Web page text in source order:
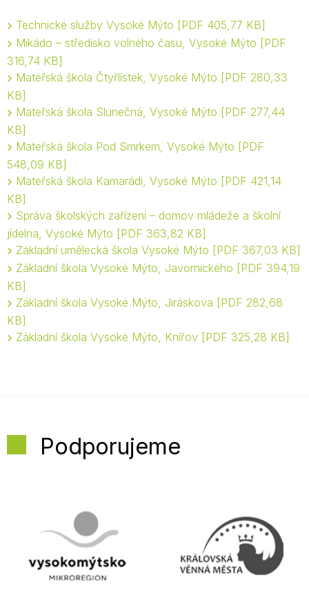
Technické služby Vysoké Mýto
PDF 405,77 KB
Mikádo – středisko volného času, Vysoké Mýto
PDF
316,74 KB
Mateřská škola Čtyřlístek, Vysoké Mýto
PDF 280,33
KB
Mateřská škola Slunečná, Vysoké Mýto
PDF 277,44
KB
Mateřská škola Pod Smrkem, Vysoké Mýto
PDF
548,09 KB
Mateřská škola Kamarádi, Vysoké Mýto
PDF 421,14
KB
Správa školských zařízení – domov mládeže a školní
jídelna, Vysoké Mýto
PDF 363,82 KB
Základní umělecká škola Vysoké Mýto
PDF 367,03 KB
Základní škola Vysoké Mýto, Javornického
PDF 394,19
KB
Základní škola Vysoké Mýto, Jiráskova
PDF 282,68
KB
Základní škola Vysoké Mýto, Knířov PDF 325,28 KB
Podporujeme